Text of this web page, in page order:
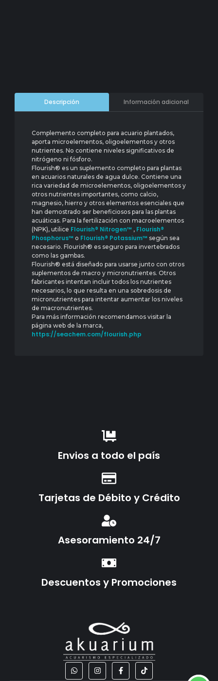
Descripción Información adicional
Complemento completo para acuario plantados,
aporta microelementos, oligoelementos y otros
nutrientes. No contiene niveles significativos de
nitrógeno ni fósforo.
Flourish® es un suplemento completo para plantas
en acuarios naturales de agua dulce. Contiene una
rica variedad de microelementos, oligoelementos y
otros nutrientes importantes, como calcio,
magnesio, hierro y otros elementos esenciales que
han demostrado ser beneficiosos para las plantas
acuáticas. Para la fertilización con macroelementos
(NPK), utilice Flourish® Nitrogen™ , Flourish®
Phosphorus™ o Flourish® Potassium™ según sea
necesario. Flourish® es seguro para invertebrados
como las gambas.
Flourish® está diseñado para usarse junto con otros
suplementos de macro y micronutrientes. Otros
fabricantes intentan incluir todos los nutrientes
necesarios, lo que resulta en una sobredosis de
micronutrientes para intentar aumentar los niveles
de macronutrientes.
Para más información recomendamos visitar la
página web de la marca,
https://seachem.com/flourish.php
Envios a todo el país
Tarjetas de Débito y Crédito
Asesoramiento 24/7
Descuentos y Promociones